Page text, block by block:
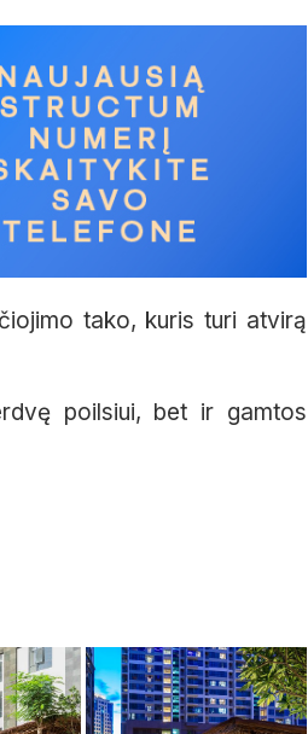
tako, kuris turi atvirą
poilsiui, bet ir gamtos